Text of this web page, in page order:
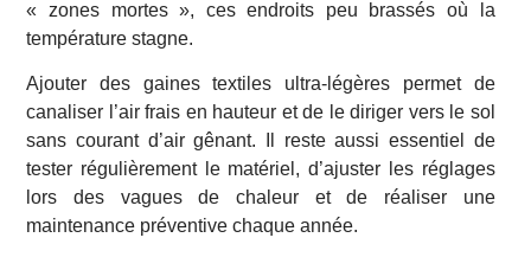
« zones mortes », ces endroits peu brassés où la
température stagne.
Ajouter des gaines textiles ultra-légères permet de
canaliser l’air frais en hauteur et de le diriger vers le sol
sans courant d’air gênant. Il reste aussi essentiel de
tester régulièrement le matériel, d’ajuster les réglages
lors des vagues de chaleur et de réaliser une
maintenance préventive chaque année.